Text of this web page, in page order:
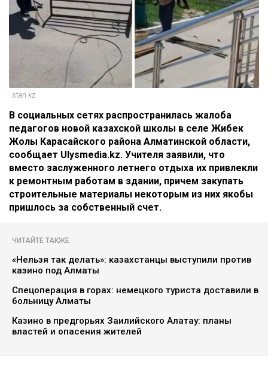
stan.kz
В социальных сетях распространилась жалоба
педагогов новой казахской школы в селе Жибек
Жолы Карасайского района Алматинской области,
сообщает Ulysmedia.kz. Учителя заявили, что
вместо заслуженного летнего отдыха их привлекли
к ремонтным работам в здании, причем закупать
строительные материалы некоторым из них якобы
пришлось за собственный счет.
ЧИТАЙТЕ ТАКЖЕ
«Нельзя так делать»: казахстанцы выступили против
казино под Алматы
Спецоперация в горах: немецкого туриста доставили в
больницу Алматы
Казино в предгорьях Заилийского Алатау: планы
властей и опасения жителей